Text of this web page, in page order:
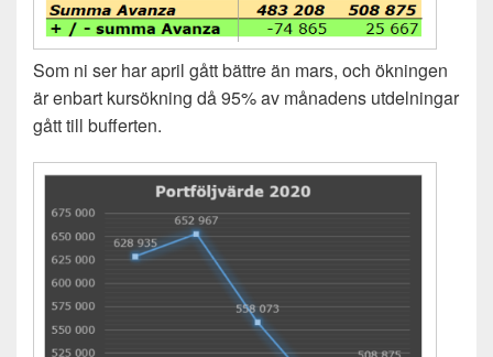
Som ni ser har april gått bättre än mars, och ökningen
är enbart kursökning då 95% av månadens utdelningar
gått till bufferten.